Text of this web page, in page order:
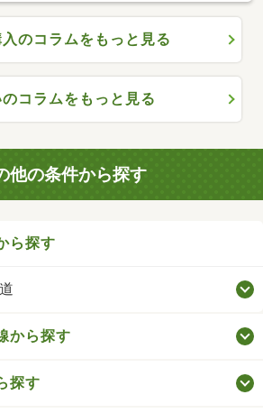
入のコラムをもっと見る
コラムをもっと見る
他の条件から探す
ら探す
から探す
探す